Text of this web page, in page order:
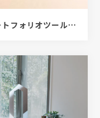
[PR]クリエイター向けポートフォリオツール｜BRIK PORTFOLIO